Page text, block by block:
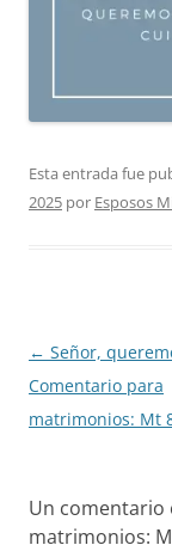
Esta entrada fue
2025 por Esposos
Navegación
de
entradas
← Señor,
Comentario para
matrimonios: Mt
Un comentario
matrimonios: